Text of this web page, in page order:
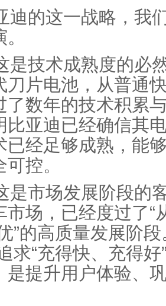
迪的这一战略，我
是技术成熟度的必
刀片电池，从普通
了数年的技术积累
比亚迪已经确信其
已经足够成熟，能
控。
是市场发展阶段的
市场，已经度过了“
”的高质量发展阶
求“充得快、充得
是提升用户体验、